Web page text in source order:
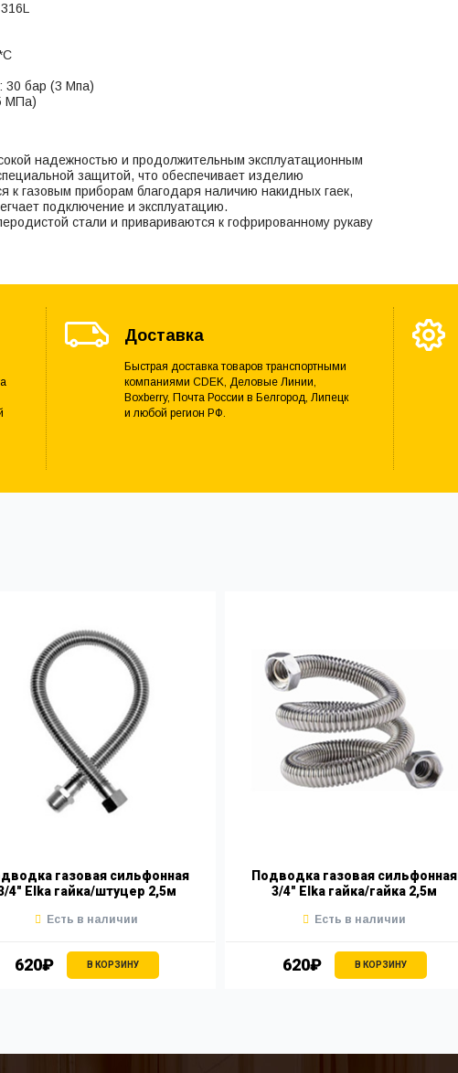
30 бар (3 Мпа)
МПа)
надежностью и продолжительным эксплуатационным
защитой, что обеспечивает изделию
к газовым приборам благодаря наличию накидных гаек,
подключение и эксплуатацию.
стали и привариваются к гофрированному рукаву
Доставка
Быстрая доставка товаров транспортными
компаниями CDEK, Деловые Линии,
Boxberry, Почта России в Белгород, Липецк
и любой регион РФ.
газовая сильфонная
4" Elka гайка/штуцер 2,5м
620₽ В КОРЗИНУ
Есть в наличии
Подводка газовая сильфонная
3/4" Elka гайка/гайка 2,5м
620₽ В КОРЗИНУ
Есть в наличии